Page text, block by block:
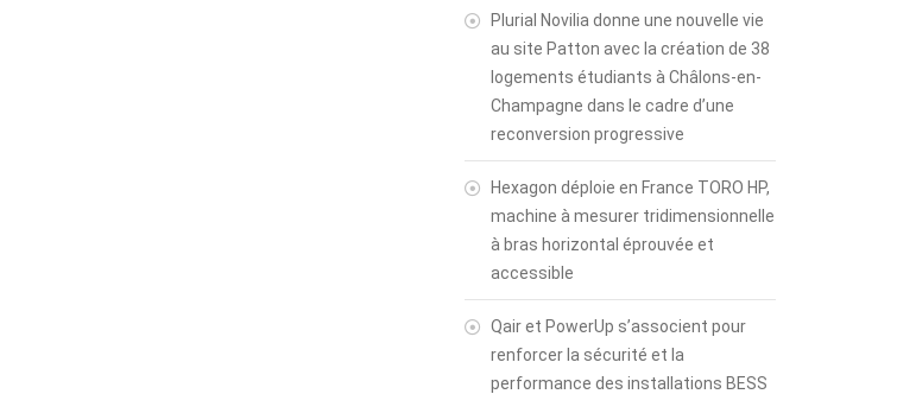
Plurial Novilia donne une nouvelle vie
au site Patton avec la création de 38
logements étudiants à Châlons-en-
Champagne dans le cadre d’une
reconversion progressive
Hexagon déploie en France TORO HP,
machine à mesurer tridimensionnelle
à bras horizontal éprouvée et
accessible
Qair et PowerUp s’associent pour
renforcer la sécurité et la
performance des installations BESS